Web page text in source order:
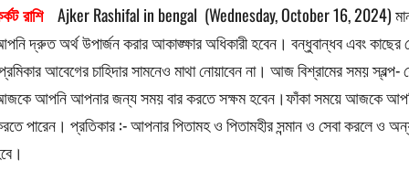
রাশিAjker Rashifal in bengal (Wednesday, October 16, 2024)
দ্রুত অর্থ উপার্জন করার আকাঙ্ক্ষার অধিকারী হবেন। বন্ধুবান্ধব এবং কাছের
আবেগের চাহিদার সামনেও মাথা নোয়াবেন না। আজ বিশ্রামের সময়
আপনি আপনার জন্য সময় বার করতে সক্ষম হবেন।ফাঁকা সময়ে আজকে
পারেন। প্রতিকার :- আপনার পিতামহ ও পিতামহীর সন্মান ও সেবা করলে ও